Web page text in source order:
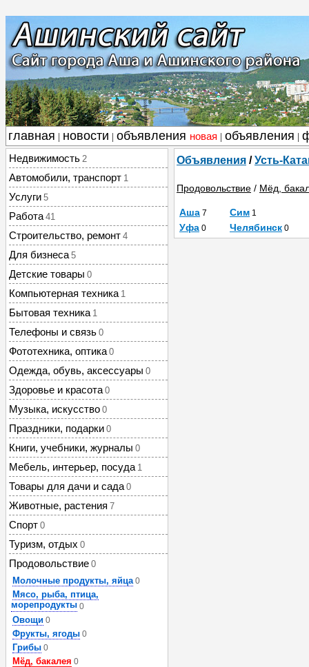
главная новости объявления новая объявления
Недвижимость 2
Автомобили, транспорт 1
Услуги 5
Работа 41
Строительство, ремонт 4
Для бизнеса 5
Детские товары 0
Компьютерная техника 1
Бытовая техника 1
Телефоны и связь 0
Фототехника, оптика 0
Одежда, обувь, аксессуары 0
Здоровье и красота 0
Музыка, искусство 0
Праздники, подарки 0
Книги, учебники, журналы 0
Мебель, интерьер, посуда 1
Товары для дачи и сада 0
Животные, растения 7
Спорт 0
Туризм, отдых 0
Продовольствие 0
Молочные продукты, яйца 0
Мясо, рыба, птица,
морепродукты 0
Овощи 0
Фрукты, ягоды 0
Грибы 0
Мёд, бакалея 0
Объявления /Усть-
Продовольствие / Мёд,
Аша 7 Сим 1
Уфа 0 Челябинск 0